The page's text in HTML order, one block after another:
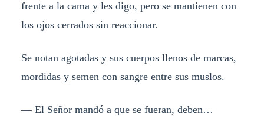
frente a la cama y les digo, pero se mantienen con
los ojos cerrados sin reaccionar.
Se notan agotadas y sus cuerpos llenos de marcas,
mordidas y semen con sangre entre sus muslos.
— El Señor mandó a que se fueran, deben…